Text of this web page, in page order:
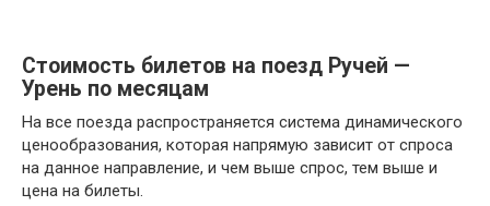
Стоимость билетов на поезд Ручей —
Урень по месяцам
На все поезда распространяется система динамического
ценообразования, которая напрямую зависит от спроса
на данное направление, и чем выше спрос, тем выше и
цена на билеты.